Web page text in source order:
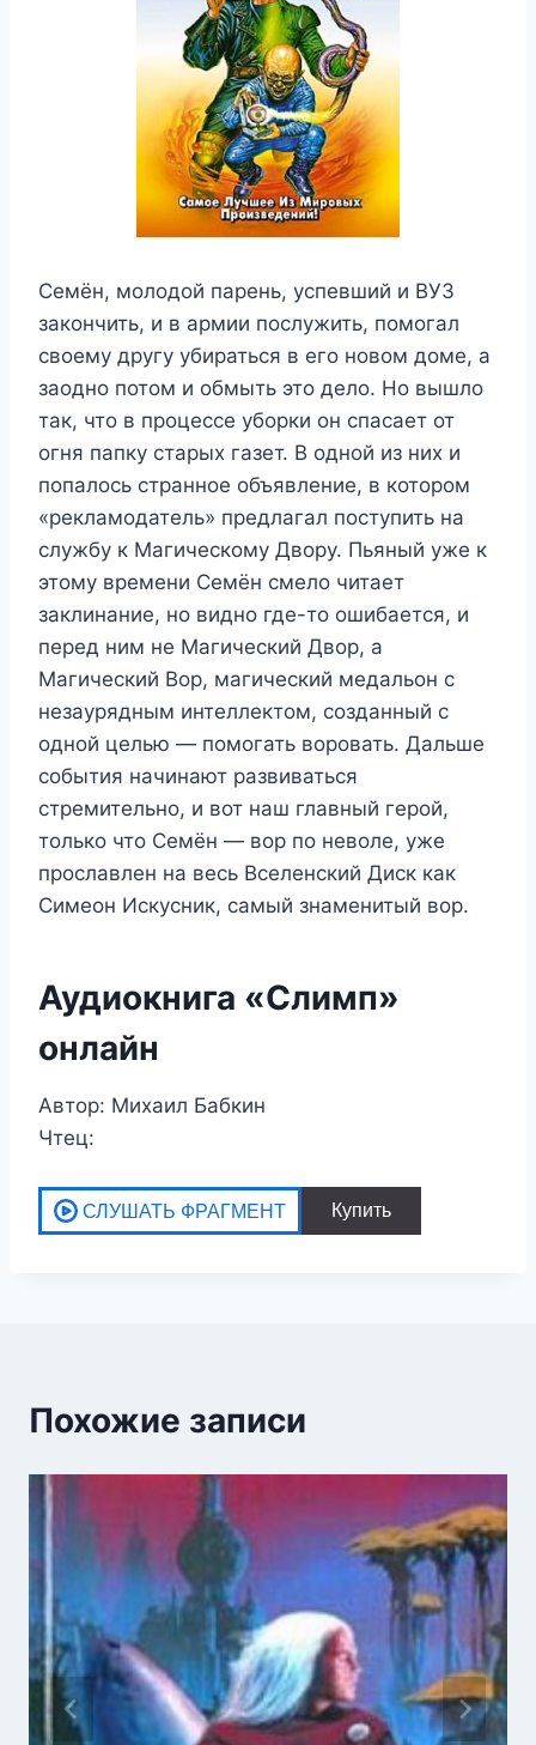
Семён, молодой парень, успевший и ВУЗ
закончить, и в армии послужить, помогал
своему другу убираться в его новом доме, а
заодно потом и обмыть это дело. Но вышло
так, что в процессе уборки он спасает от
огня папку старых газет. В одной из них и
попалось странное объявление, в котором
«рекламодатель» предлагал поступить на
службу к Магическому Двору. Пьяный уже к
этому времени Семён смело читает
заклинание, но видно где-то ошибается, и
перед ним не Магический Двор, а
Магический Вор, магический медальон с
незаурядным интеллектом, созданный с
одной целью — помогать воровать. Дальше
события начинают развиваться
стремительно, и вот наш главный герой,
только что Семён — вор по неволе, уже
прославлен на весь Вселенский Диск как
Симеон Искусник, самый знаменитый вор.
Аудиокнига «Слимп»
онлайн
Автор: Михаил Бабкин
Чтец:
Похожие записи